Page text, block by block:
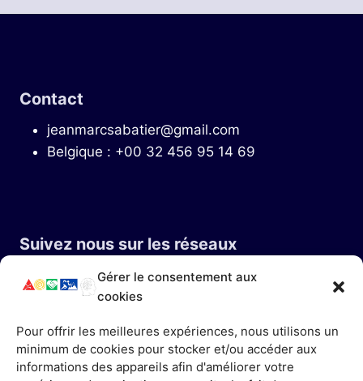
Gérer le consentement aux
cookies
Pour offrir les meilleures expériences, nous utilisons un
minimum de cookies pour stocker et/ou accéder aux
informations des appareils afin d'améliorer votre
Contact
jeanmarcsabatier@gmail.com
Belgique : +00 32 456 95 14 69
Suivez nous sur les réseaux
Informations Légales